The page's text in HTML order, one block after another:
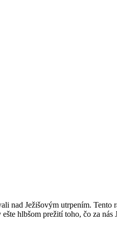
nad Ježišovým utrpením. Tento
hlbšom prežití toho, čo za nás